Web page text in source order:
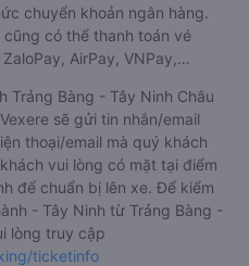
chuyển khoản ngân hàng.
có thể thanh toán vé
AirPay, VNPay,…
Trảng Bàng - Tây Ninh Châu
sẽ gửi tin nhắn/email
thoại/email mà quý khách
vui lòng có mặt tại điểm
để chuẩn bị lên xe. Để kiểm
- Tây Ninh từ Trảng Bàng -
lòng truy cập
ticketinfo